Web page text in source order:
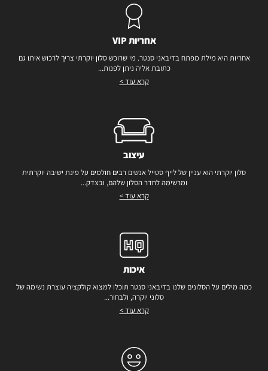
אחריות VIP
אחריות היא מילת מפתח בדיבאני סנטר. מי שרוכש סלון יוקרתי צריך לרכוש איתו גם
כתובת אליה ניתן לפנות...
קרא עוד >
עיצוב
סלון יוקרתי הוא עניין של לייף סטייל אנשים רבים חולמים על פינת ישיבה יוקרתית
ומרשימה לחדר הסלון שלהם, ובצדק...
קרא עוד >
איכות
כמה מילים על הסלונים שלנו בדיבאני סנטר תוכלו למצוא קולקציה עוצרת נשימה של
סלוני יוקרה, ולבחור...
קרא עוד >